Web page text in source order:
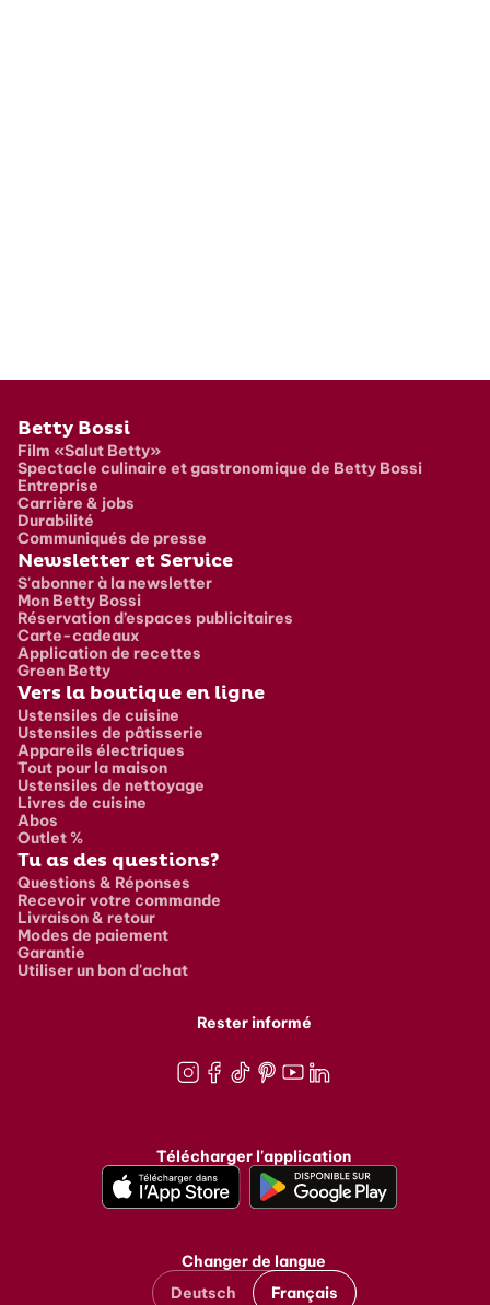
Pied de page
Betty Bossi
Film «Salut Betty»
Spectacle culinaire et gastronomique de Betty Bossi
Entreprise
Carrière & jobs
Durabilité
Communiqués de presse
Newsletter et Service
S'abonner à la newsletter
Mon Betty Bossi
Réservation d’espaces publicitaires
Carte-cadeaux
Application de recettes
Green Betty
Vers la boutique en ligne
Ustensiles de cuisine
Ustensiles de pâtisserie
Appareils électriques
Tout pour la maison
Ustensiles de nettoyage
Livres de cuisine
Abos
Outlet %
Tu as des questions?
Questions & Réponses
Recevoir votre commande
Livraison & retour
Modes de paiement
Garantie
Utiliser un bon d'achat
Rester informé
Télécharger l'application
Changer de langue
Deutsch
Français